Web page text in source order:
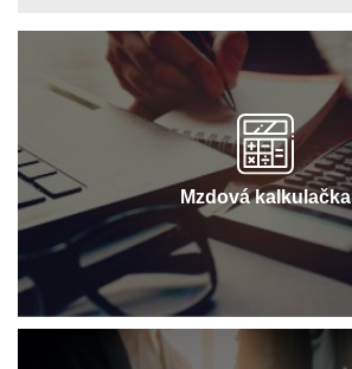
Mzdová kalkulačka